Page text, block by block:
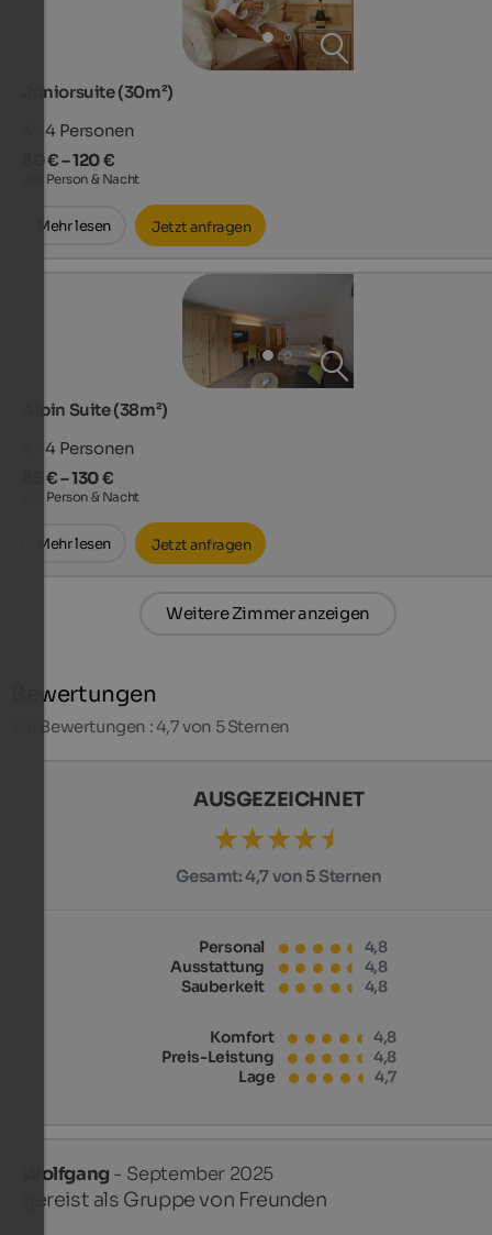
Juniorsuite (30m²)
3 - 4 Personen
80 € – 120 €
pro Person & Nacht
Mehr lesen Jetzt anfragen
Alpin Suite (38m²)
2 - 4 Personen
85 € – 130 €
pro Person & Nacht
Mehr lesen Jetzt anfragen
Weitere Zimmer anzeigen
Bewertungen
Bewertungen : 4,7 von 5 Sternen
AUSGEZEICHNET
Gesamt:4,7 von 5 Sternen
Personal
4,8
Ausstattung
4,8
Sauberkeit
4,8
Komfort
4,8
Preis-Leistung
4,8
Lage
4,7
Wolfgang - September 2025
gereist als Gruppe von Freunden